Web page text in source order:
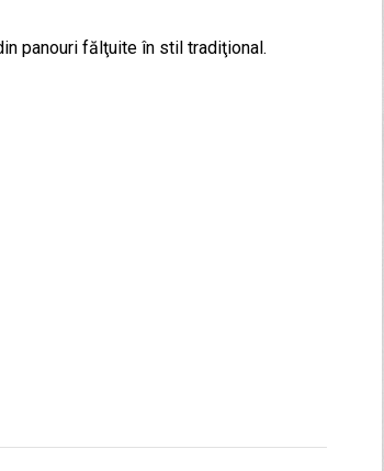
panouri fălţuite în stil tradiţional.